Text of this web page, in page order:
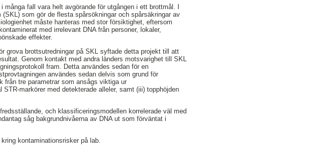
fall vara helt avgörande för utgången i ett brottmål. I
som gör de flesta spårsökningar och spårsäkringar av
måste hanteras med stor försiktighet, eftersom
med irrelevant DNA från personer, lokaler,
effekter.
grova brottsutredningar på SKL syftade detta projekt till att
Genom kontakt med andra länders motsvarighet till SKL
fram. Detta användes sedan för en
användes sedan delvis som grund för
från tre parametrar som ansågs viktiga ur
markörer med detekterade alleler, samt (iii) topphöjden
och klassificeringsmodellen korrelerade väl med
såg bakgrundnivåerna av DNA ut som förväntat i
kontaminationsrisker på lab.